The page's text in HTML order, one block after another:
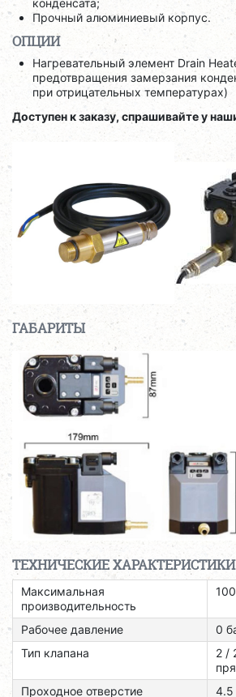
конденсата;
Прочный алюминиевый корпус.
ОПЦИИ
Нагревательный элемент Drain
предотвращения замерзания
при отрицательных температурах)
Доступен к заказу, спрашивайте у
ГАБАРИТЫ
ТЕХНИЧЕСКИЕ ХАРАКТЕРИСТИКИ
Максимальная
производительность
Рабочее давление
0
Тип клапана
2 /
Проходное отверстие